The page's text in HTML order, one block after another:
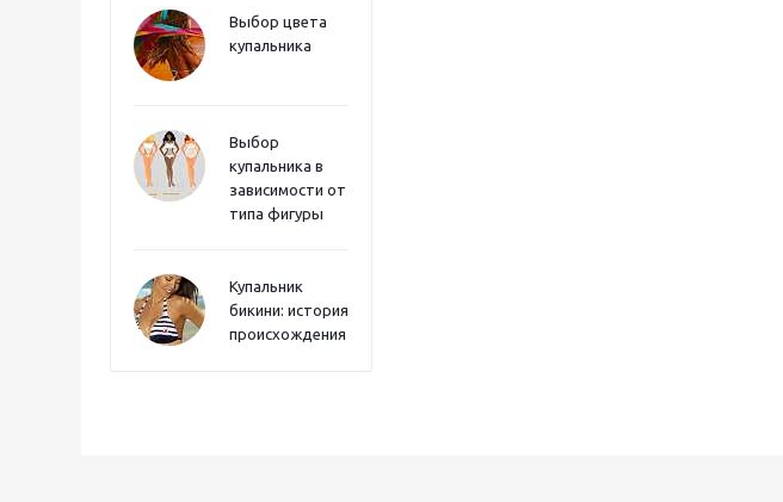
Выбор цвета
купальника
Выбор
купальника в
зависимости от
типа фигуры
Купальник
бикини: история
происхождения